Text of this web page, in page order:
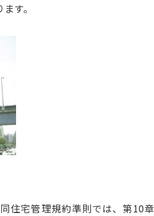
す。
住宅管理規約準則では、第10